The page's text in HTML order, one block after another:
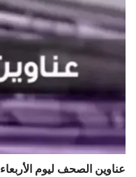
عناوين الصحف ليوم الأربعاء 19 آذار 2025